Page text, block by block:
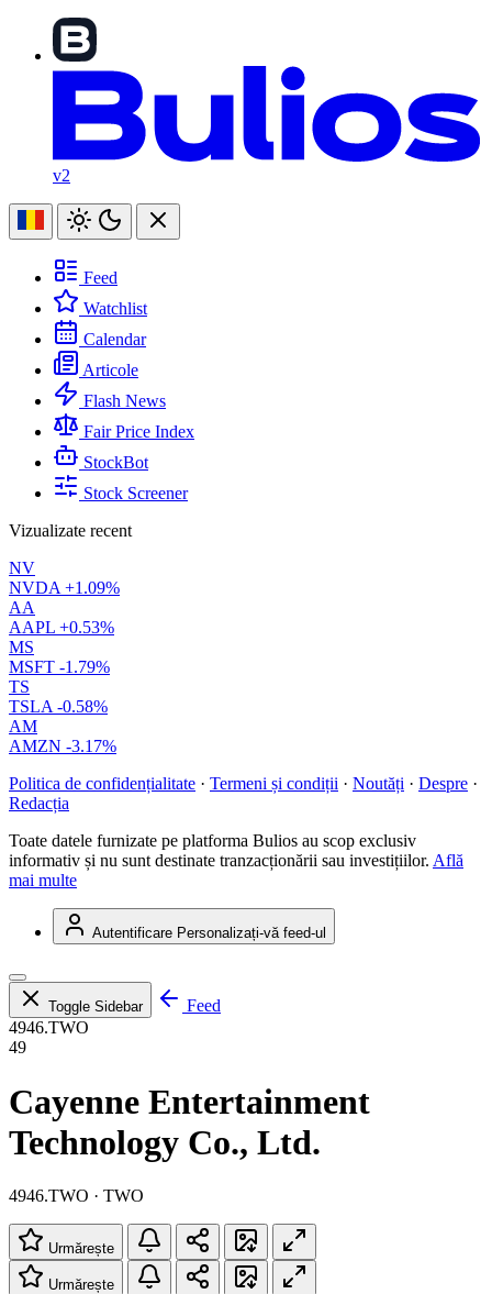
v2
Feed
Watchlist
Calendar
Articole
Flash News
Fair Price Index
StockBot
Stock Screener
Vizualizate recent
NV
NVDA +1.09%
AA
AAPL +0.53%
MS
MSFT -1.79%
TS
TSLA -0.58%
AM
AMZN -3.17%
Politica de confidențialitate · Termeni și condiții · Noutăți · Despre ·
Redacția
Toate datele furnizate pe platforma Bulios au scop exclusiv
informativ și nu sunt destinate tranzacționării sau investițiilor. Află
mai multe
Autentificare Personalizați-vă feed-ul
Toggle Sidebar
Feed
4946.TWO
49
Cayenne Entertainment
Technology Co., Ltd.
4946.TWO · TWO
Urmărește
Urmărește